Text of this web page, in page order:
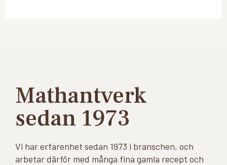
Mathantverk
sedan 1973
Vi har erfarenhet sedan 1973 i branschen, och
arbetar därför med många fina gamla recept och